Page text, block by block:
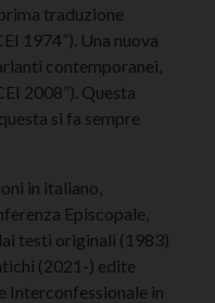
traduzione
1974”). Una nuova
contemporanei,
2008”). Questa
si fa sempre
in italiano,
Episcopale,
testi originali (1983)
(2021-) edite
Interconfessionale in